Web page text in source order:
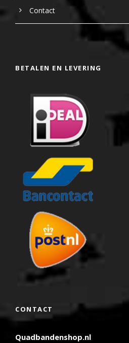
Contact
BETALEN EN LEVERING
CONTACT
Quadbandenshop.nl